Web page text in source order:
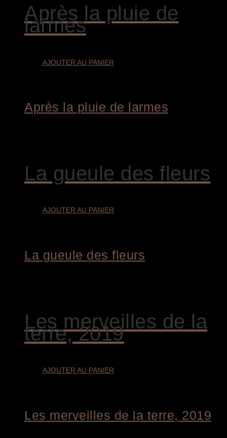
Après la pluie de
larmes
AJOUTER AU PANIER
Après la pluie de larmes
La gueule des fleurs
AJOUTER AU PANIER
La gueule des fleurs
Les merveilles de la
terre, 2019
AJOUTER AU PANIER
Les merveilles de la terre, 2019